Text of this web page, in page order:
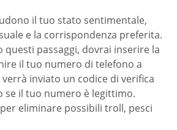
il tuo stato sentimentale,
e la corrispondenza preferita.
questi passaggi, dovrai inserire la
il tuo numero di telefono a
inviato un codice di verifica
se il tuo numero è legittimo.
eliminare possibili troll, pesci